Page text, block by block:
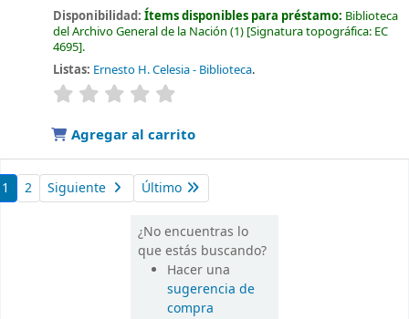
Disponibilidad:Ítems disponibles para préstamo: Biblioteca
del Archivo General de la Nación (1) Signatura topográfica: EC
4695 .
Listas: Ernesto H. Celesia - Biblioteca.
valoración
Agregar al carrito
1 2 Siguiente Último
¿No encuentras lo
que estás buscando?
Hacer una
sugerencia de
compra